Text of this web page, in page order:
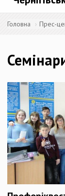
Головна Прес-